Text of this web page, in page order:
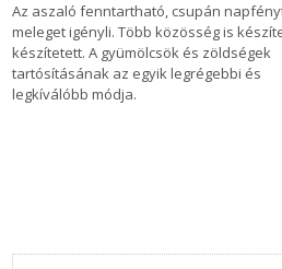
Az aszaló fenntartható, csupán
meleget igényli. Több közösség is
készítetett. A gyümölcsök és zöldségek
tartósításának az egyik legrégebbi és
legkíválóbb módja.